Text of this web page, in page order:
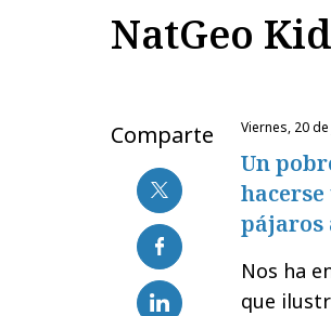
NatGeo
Comparte viernes, 20
Un
pájaros
Nos ha
que